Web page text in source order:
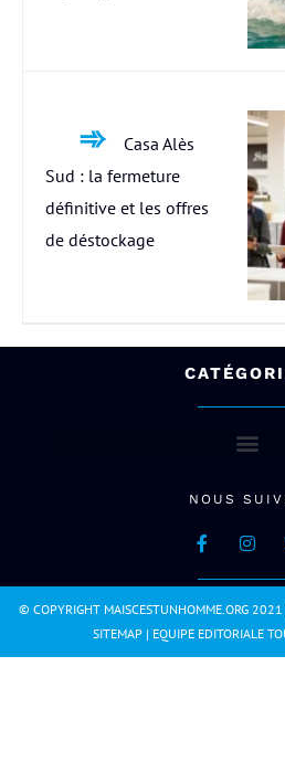
Casa Alès
Sud : la fermeture
définitive et les offres
de déstockage
NOUS
© COPYRIGHT MAISCESTUNHOMME.ORG 2021
SITEMAP | EQUIPE EDITORIALE